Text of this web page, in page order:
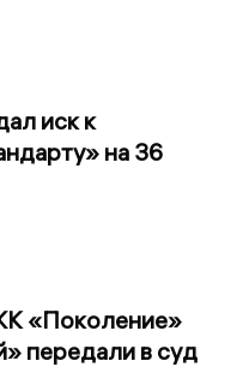
иск к
на 36
«Поколение»
передали в суд